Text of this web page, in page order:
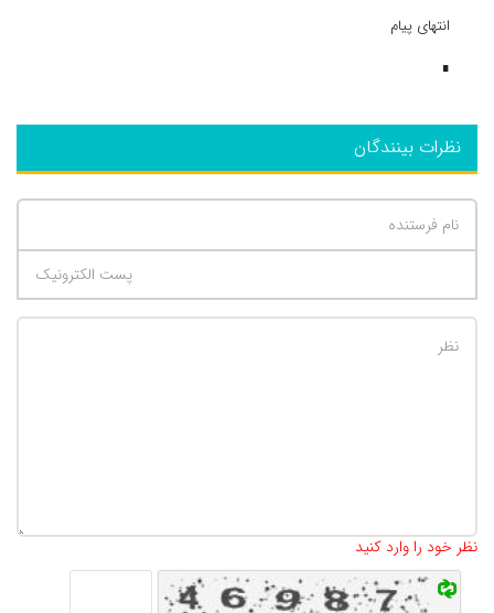
انتهای پیام
∎
نظرات بینندگان
نظر خود را وارد کنید